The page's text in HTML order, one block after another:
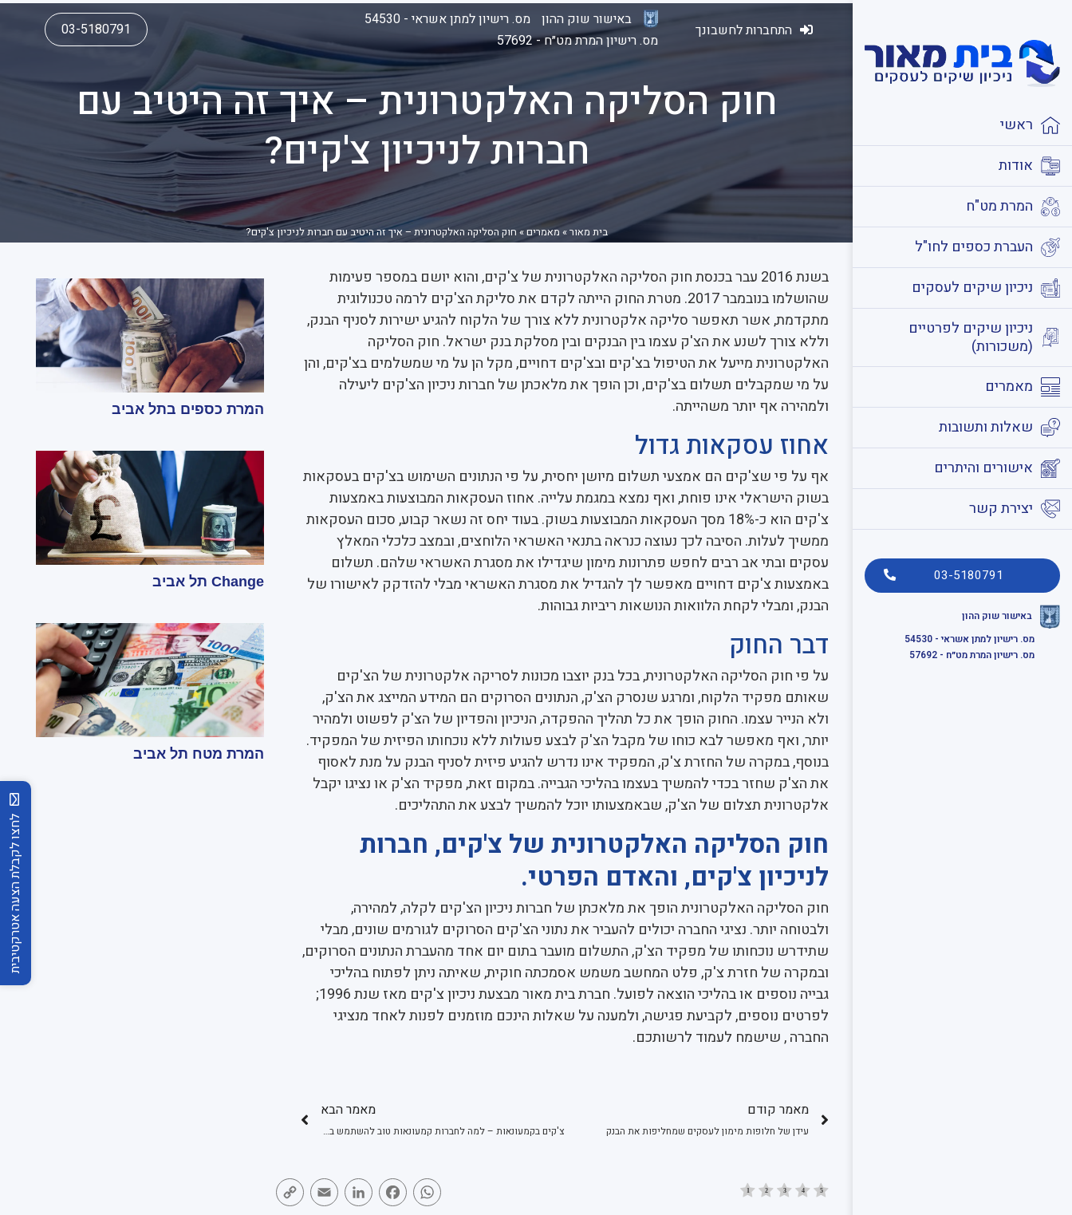
לחצו לקבלת הצעה אטרקטיבית
ראשי
אודות
המרת מט"ח
העברת כספים לחו"ל
ניכיון שיקים לעסקים
ניכיון שיקים לפרטיים
(משכורות)
מאמרים
שאלות ותשובות
אישורים והיתרים
יצירת קשר
03-5180791
באישור שוק ההון
מס. רישיון למתן אשראי - 54530
מס. רישיון המרת מט״ח - 57692
התחברות לחשבונך
באישור שוק ההון מס. רישיון למתן אשראי - 54530
מס. רישיון המרת מט״ח - 57692
03-5180791
חוק הסליקה האלקטרונית – איך זה היטיב עם
חברות לניכיון צ'קים?
בית מאור» מאמרים» חוק הסליקה האלקטרונית – איך זה היטיב עם חברות לניכיון צ'קים?
בשנת 2016 עבר בכנסת חוק הסליקה האלקטרונית של צ'קים, והוא יושם במספר פעימות
שהושלמו בנובמבר 2017. מטרת החוק הייתה לקדם את סליקת הצ'קים לרמה טכנולוגית
מתקדמת, אשר תאפשר סליקה אלקטרונית ללא צורך של הלקוח להגיע ישירות לסניף הבנק,
וללא צורך לשנע את הצ'ק עצמו בין הבנקים ובין מסלקת בנק ישראל. חוק הסליקה
האלקטרונית מייעל את הטיפול בצ'קים ובצ'קים דחויים, מקל הן על מי שמשלמים בצ'קים, והן
על מי שמקבלים תשלום בצ'קים, וכן הופך את מלאכתן של חברות ניכיון הצ'קים ליעילה
ולמהירה אף יותר משהייתה.
אחוז עסקאות גדול
אף על פי שצ'קים הם אמצעי תשלום מיושן יחסית, על פי הנתונים השימוש בצ'קים בעסקאות
בשוק הישראלי אינו פוחת, ואף נמצא במגמת עלייה. אחוז העסקאות המבוצעות באמצעות
צ'קים הוא כ-18% מסך העסקאות המבוצעות בשוק. בעוד יחס זה נשאר קבוע, סכום העסקאות
ממשיך לעלות. הסיבה לכך נעוצה כנראה בתנאי האשראי הלוחצים, ובמצב כלכלי המאלץ
עסקים ובתי אב רבים לחפש פתרונות מימון שיגדילו את מסגרת האשראי שלהם. תשלום
באמצעות צ'קים דחויים מאפשר לך להגדיל את מסגרת האשראי מבלי להזדקק לאישורו של
הבנק, ומבלי לקחת הלוואות הנושאות ריביות גבוהות.
דבר החוק
על פי חוק הסליקה האלקטרונית, בכל בנק יוצבו מכונות לסריקה אלקטרונית של הצ'קים
שאותם מפקיד הלקוח, ומרגע שנסרק הצ'ק, הנתונים הסרוקים הם המידע המייצג את הצ'ק,
ולא הנייר עצמו. החוק הופך את כל תהליך ההפקדה, הניכיון והפדיון של הצ'ק לפשוט ולמהיר
יותר, ואף מאפשר לבא כוחו של מקבל הצ'ק לבצע פעולות ללא נוכחותו הפיזית של המפקיד.
בנוסף, במקרה של החזרת צ'ק, המפקיד אינו נדרש להגיע פיזית לסניף הבנק על מנת לאסוף
את הצ'ק שחזר בכדי להמשיך בעצמו בהליכי הגבייה. במקום זאת, מפקיד הצ'ק או נציגו יקבל
אלקטרונית תצלום של הצ'ק, שבאמצעותו יוכל להמשיך לבצע את התהליכים.
חוק הסליקה האלקטרונית של צ'קים, חברות
לניכיון צ'קים, והאדם הפרטי.
חוק הסליקה האלקטרונית הופך את מלאכתן של חברות ניכיון הצ'קים לקלה, למהירה,
ולבטוחה יותר. נציגי החברה יכולים להעביר את נתוני הצ'קים הסרוקים לגורמים שונים, מבלי
שתידרש נוכחותו של מפקיד הצ'ק, התשלום מועבר בתום יום אחד מהעברת הנתונים הסרוקים,
ובמקרה של חזרת צ'ק, פלט המחשב משמש אסמכתה חוקית, שאיתה ניתן לפתוח בהליכי
גבייה נוספים או בהליכי הוצאה לפועל. חברת בית מאור מבצעת ניכיון צ'קים מאז שנת 1996;
לפרטים נוספים, לקביעת פגישה, ולמענה על שאלות הינכם מוזמנים לפנות לאחד מנציגי
החברה , שישמח לעמוד לרשותכם.
מאמר קודם
עידן של חלופות מימון לעסקים שמחליפות את הבנק
מאמר הבא
צ'קים בקמעונאות – למה לחברות קמעונאות טוב להשתמש בשירות ניכיון צ'קים
המרת כספים בתל אביב
Change תל אביב
המרת מטח תל אביב
WhatsApp
Facebook
LinkedIn
Email